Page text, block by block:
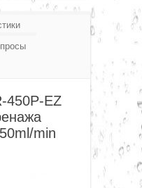
клапана,
дренажа (Flow
450P-EZ
min